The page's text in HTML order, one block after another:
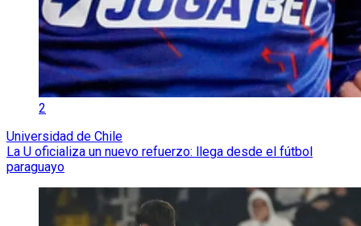
2
Universidad de Chile
La U oficializa un nuevo refuerzo: llega desde el fútbol
paraguayo